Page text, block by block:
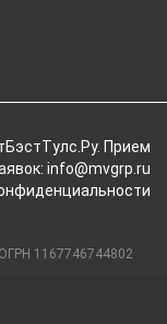
Прием
info@mvgrp.ru
1167746744802